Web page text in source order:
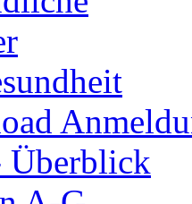
Überblick